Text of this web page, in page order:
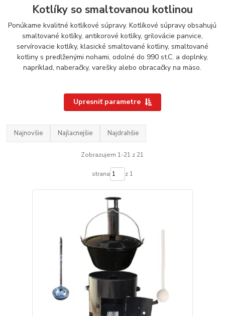
Kotlíky so smaltovanou kotlinou
Ponúkame kvalitné kotlíkové súpravy. Kotlíkové súpravy obsahujú
smaltované kotlíky, antikorové kotlíky, grilovácie panvice,
servírovacie kotlíky, klasické smaltované kotliny, smaltované
kotliny s predlženými nohami, odolné do 990 st.C. a doplnky,
napríklad, naberačky, varešky alebo obracačky na mäso.
Upresniť parametre
Najnovšie Najlacnejšie Najdrahšie
Zobrazujem 1-21 z 21
strana z 1